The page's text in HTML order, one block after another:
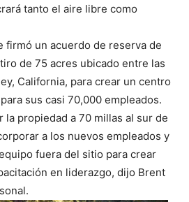
tanto el aire libre como
firmó un acuerdo de reserva de
de 75 acres ubicado entre las
California, para crear un centro
sus casi 70,000 empleados.
la propiedad a 70 millas al sur de
a los nuevos empleados y
fuera del sitio para crear
en liderazgo, dijo Brent